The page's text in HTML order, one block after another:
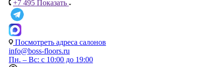
+7 495 Показать
Посмотреть адреса салонов
info@boss-floors.ru
Пн. – Вс: с 10:00 до 19:00